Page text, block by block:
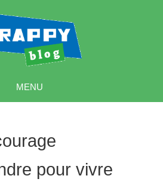
MENU
pour vivre